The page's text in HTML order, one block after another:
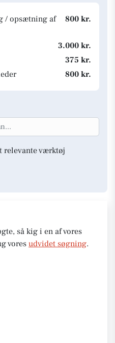
/ opsætning af
800 kr.
3.000 kr.
375 kr.
800 kr.
relevante værktøj
så kig i en af vores
vores udvidet søgning.